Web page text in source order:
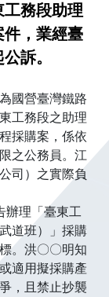
務段助理
，業經臺
訴。
國營臺灣鐵路
工務段之助理
採購案，係依
之公務員。江
司）之實際負
辦理「臺東工
道班）」採購
。洪〇〇明知
適用擬採購產
，且禁止抄襲